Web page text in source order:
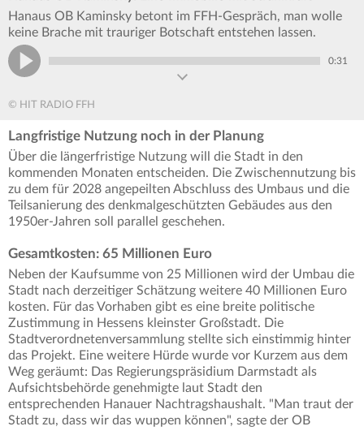
Hanaus OB Kaminsky betont im FFH-Gespräch, man wolle
keine Brache mit trauriger Botschaft entstehen lassen.
0:31
© HIT RADIO FFH
Langfristige Nutzung noch in der Planung
Über die längerfristige Nutzung will die Stadt in den
kommenden Monaten entscheiden. Die Zwischennutzung bis
zu dem für 2028 angepeilten Abschluss des Umbaus und die
Teilsanierung des denkmalgeschützten Gebäudes aus den
1950er-Jahren soll parallel geschehen.
Gesamtkosten: 65 Millionen Euro
Neben der Kaufsumme von 25 Millionen wird der Umbau die
Stadt nach derzeitiger Schätzung weitere 40 Millionen Euro
kosten. Für das Vorhaben gibt es eine breite politische
Zustimmung in Hessens kleinster Großstadt. Die
Stadtverordnetenversammlung stellte sich einstimmig hinter
das Projekt. Eine weitere Hürde wurde vor Kurzem aus dem
Weg geräumt: Das Regierungspräsidium Darmstadt als
Aufsichtsbehörde genehmigte laut Stadt den
entsprechenden Hanauer Nachtragshaushalt. "Man traut der
Stadt zu, dass wir das wuppen können", sagte der OB